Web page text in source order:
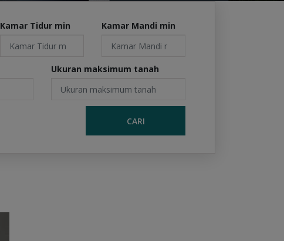
Kamar Tidur min Kamar Mandi min
Ukuran maksimum tanah
CARI